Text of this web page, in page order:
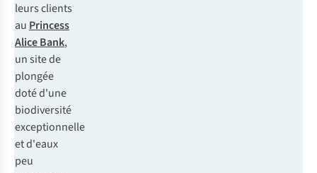
leurs clients
au Princess
Alice Bank,
un site de
plongée
doté d'une
biodiversité
exceptionnelle
et d'eaux
peu